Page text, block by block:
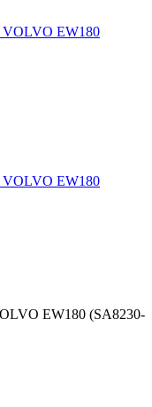
EW180 (SA8230-